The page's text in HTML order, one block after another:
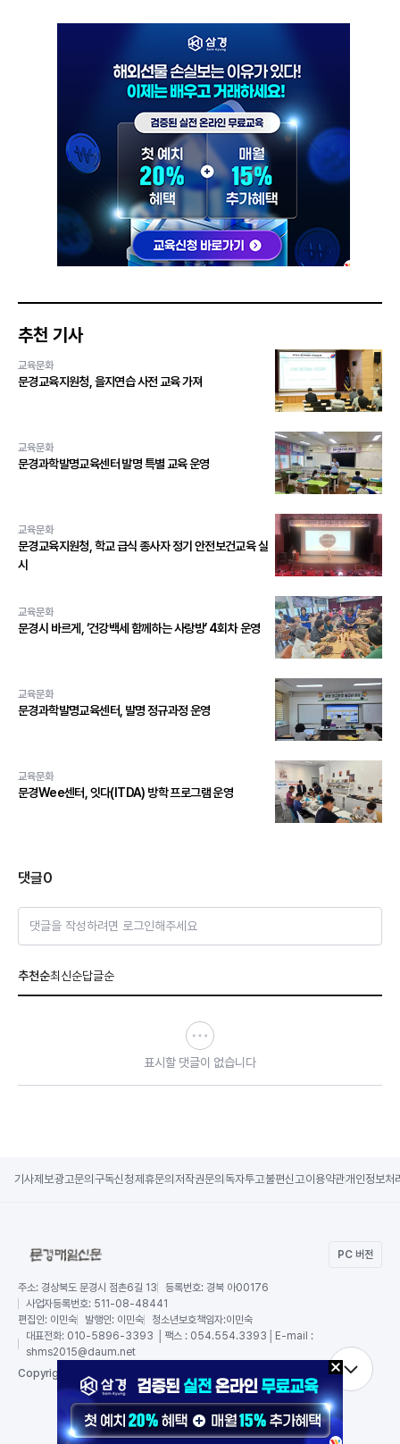
추천 기사
교육문화
문경교육지원청, 을지연습 사전 교육 가져
교육문화
문경과학발명교육센터 발명 특별 교육 운영
교육문화
문경교육지원청, 학교 급식 종사자 정기 안전보건교육 실
시
교육문화
문경시 바르게, ‘건강백세 함께하는 사랑방’ 4회차 운영
교육문화
문경과학발명교육센터, 발명 정규과정 운영
교육문화
문경Wee센터, 잇다(ITDA) 방학 프로그램 운영
댓글0
댓글을 작성하려면 로그인해주세요
추천순최신순답글순
표시할 댓글이 없습니다
기사제보광고문의 구독신청제휴문의 저작권문의 독자투고불편신고이용약관개인정보처
PC 버전
주소: 경상북도 문경시 점촌6길 13 등록번호: 경북 아00176
사업자등록번호: 511-08-48441
편집인: 이민숙 발행인: 이민숙 청소년보호책임자:이민숙
대표전화: 010-5896-3393 │팩스 : 054.554.3393│E-mail :
shms2015@daum.net
Copyright by 문경매일신문,